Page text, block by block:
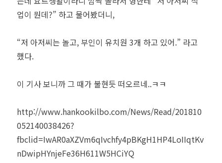
업이 뭔데?” 하고 물어봤더니,
“저 아저씨는 놀고, 부인이 유치원 3개 하고 있어.” 라고
했다.
이 기사 보니까 그 때가 불현듯 떠오르네..ㅋㅋ
http://www.hankookilbo.com/News/Read/201810
052140038426?
fbclid=IwAR0aXZVm6qIvchfy4pBKgH1HP4LoIIqtKv
nDwipHYnjeFe36H611W5HCiYQ